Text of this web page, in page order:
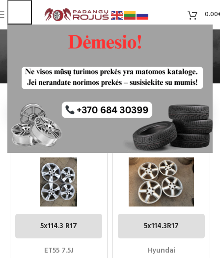
0.00
Honda Enkei Ratlankiai
5×114.3 R17
Pradžia Produktas
Pradžia Centrinė skylė
HONDA ENKEI RATLANKIAI
5×114.3 R17
5x114.3 R17
ET55 7.5J
HYUNDAI RATLANKIAI
5×114.3 R17
5x114.3R17
Hyundai